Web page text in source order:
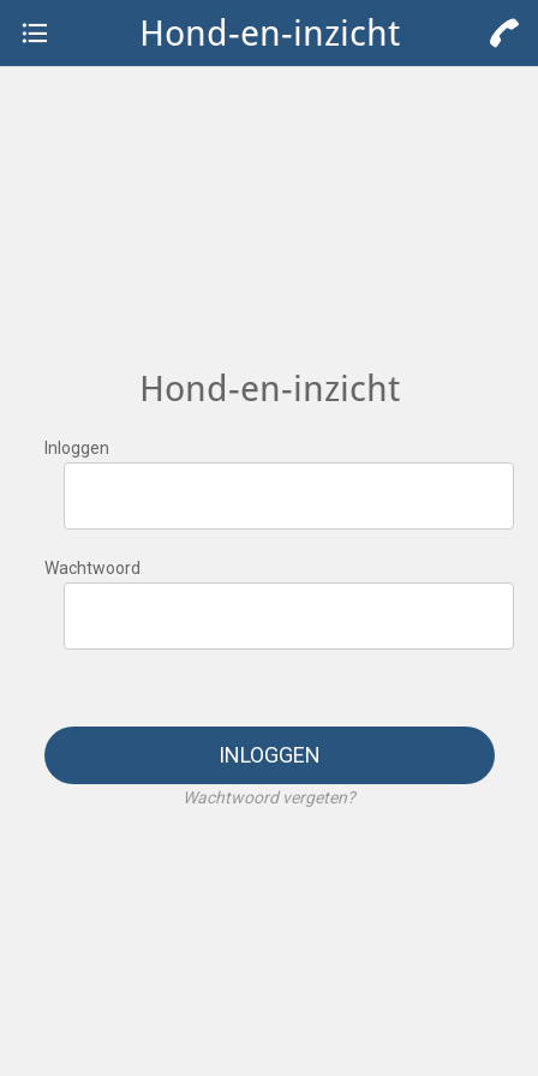
Hond-en-inzicht
Hond-en-inzicht
Inloggen
Wachtwoord
INLOGGEN
Wachtwoord vergeten?